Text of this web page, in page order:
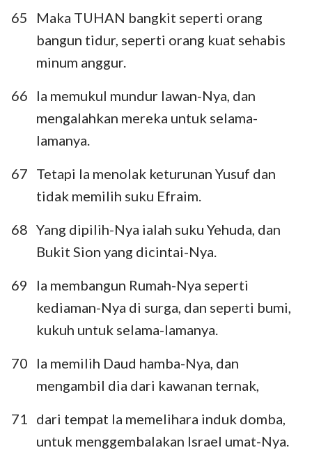
65
Maka TUHAN bangkit seperti orang
bangun tidur, seperti orang kuat sehabis
minum anggur.
66
Ia memukul mundur lawan-Nya, dan
mengalahkan mereka untuk selama-
lamanya.
67 Tetapi Ia menolak keturunan Yusuf dan
tidak memilih suku Efraim.
68 Yang dipilih-Nya ialah suku Yehuda, dan
Bukit Sion yang dicintai-Nya.
69
Ia membangun Rumah-Nya seperti
kediaman-Nya di surga, dan seperti bumi,
kukuh untuk selama-lamanya.
70
Ia memilih Daud hamba-Nya, dan
mengambil dia dari kawanan ternak,
71
dari tempat Ia memelihara induk domba,
untuk menggembalakan Israel umat-Nya.